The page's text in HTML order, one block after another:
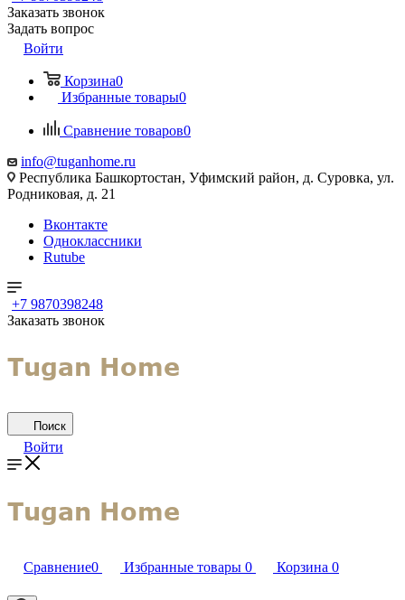
Заказать звонок
Задать вопрос
Войти
Корзина0
Избранные товары0
Сравнение товаров0
info@tuganhome.ru
Республика Башкортостан, Уфимский район, д. Суровка, ул.
Родниковая, д. 21
Вконтакте
Одноклассники
Rutube
+7 9870398248
Заказать звонок
Поиск
Войти
Сравнение0 Избранные товары 0 Корзина 0